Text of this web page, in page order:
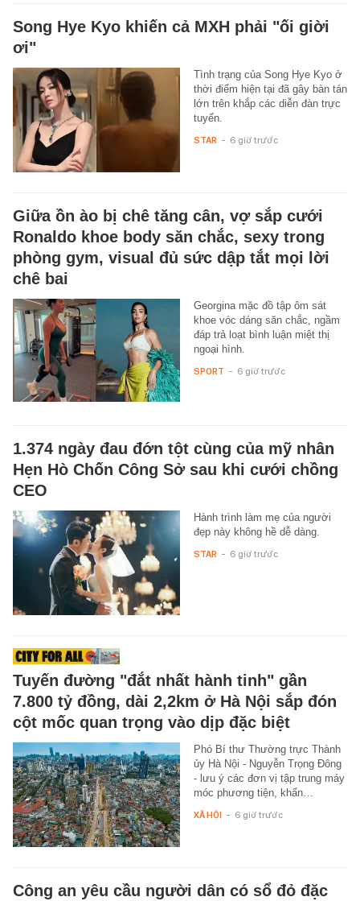
Song Hye Kyo khiến cả MXH phải "ối giời
ơi"
Tình trạng của Song Hye Kyo ở
thời điểm hiện tại đã gây bàn tán
lớn trên khắp các diễn đàn trực
tuyến.
STAR - 6 giờ trước
Giữa ồn ào bị chê tăng cân, vợ sắp cưới
Ronaldo khoe body săn chắc, sexy trong
phòng gym, visual đủ sức dập tắt mọi lời
chê bai
Georgina mặc đồ tập ôm sát
khoe vóc dáng săn chắc, ngầm
đáp trả loạt bình luận miệt thị
ngoại hình.
SPORT - 6 giờ trước
1.374 ngày đau đớn tột cùng của mỹ nhân
Hẹn Hò Chốn Công Sở sau khi cưới chồng
CEO
Hành trình làm mẹ của người
đẹp này không hề dễ dàng.
STAR - 6 giờ trước
Tuyến đường "đắt nhất hành tinh" gần
7.800 tỷ đồng, dài 2,2km ở Hà Nội sắp đón
cột mốc quan trọng vào dịp đặc biệt
Phó Bí thư Thường trực Thành
ủy Hà Nội - Nguyễn Trọng Đông
- lưu ý các đơn vị tập trung máy
móc phương tiện, khẩn…
XÃ HỘI - 6 giờ trước
Công an yêu cầu người dân có sổ đỏ đặc